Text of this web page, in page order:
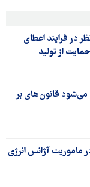
در فرایند اعطای
از تولید
می‌شود قانون‌های بر
ماموریت آژانس انرژی